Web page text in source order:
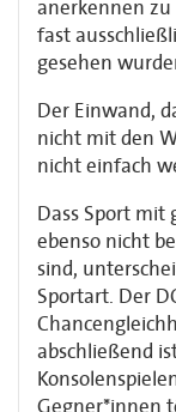
anerkennen zu
fast
gesehen
Der Einwand,
nicht mit den
nicht einfach
Dass Sport mit
ebenso nicht
sind,
Sportart. Der
abschließend
Gegner*innen